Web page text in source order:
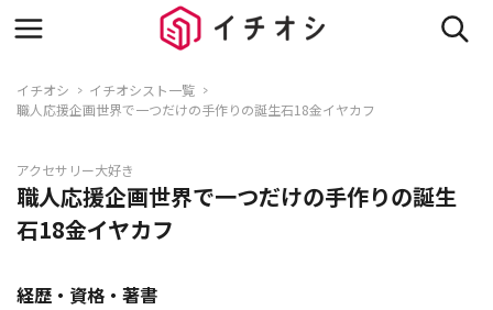
イチオシ
イチオシスト一覧
職人応援企画世界で一つだけの手作りの誕生石18金イヤカフ
アクセサリー大好き
職人応援企画世界で一つだけの手作りの誕生
石18金イヤカフ
経歴・資格・著書